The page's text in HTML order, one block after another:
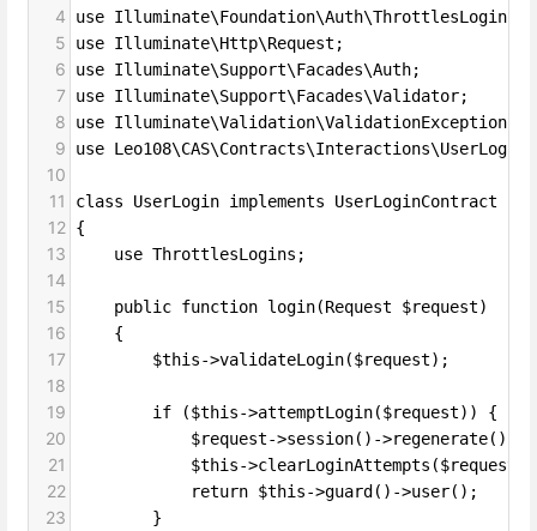
4 use Illuminate\Foundation\Auth\ThrottlesLogins;
5 use Illuminate\Http\Request;
6 use Illuminate\Support\Facades\Auth;
7 use Illuminate\Support\Facades\Validator;
8 use Illuminate\Validation\ValidationException;
9 use
10
11
class UserLogin implements UserLoginContract
12 {
13
    use ThrottlesLogins;
14
15
    public function login(Request $request)
16
    {
17
        $this->validateLogin($request);
18
19
        if ($this->attemptLogin($request)) {
20
            $request->session()->regenerate();
21
            $this->clearLoginAttempts($request);
22
            return $this->guard()->user();
23
        }